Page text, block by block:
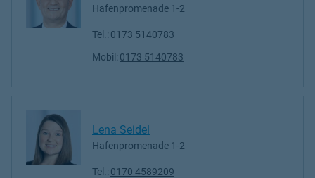
Hafenpromenade 1-2
Tel.: 0173 5140783
Mobil: 0173 5140783
Lena Seidel
Hafenpromenade 1-2
Tel.: 0170 4589209